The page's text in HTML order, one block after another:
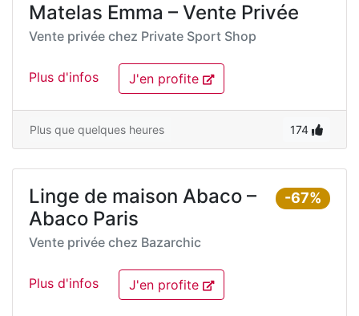
Matelas Emma – Vente Privée
Vente privée chez Private Sport Shop
Plus d'infos J'en profite
Plus que quelques heures 174
-67%
Linge de maison Abaco –
Abaco Paris
Vente privée chez Bazarchic
Plus d'infos J'en profite